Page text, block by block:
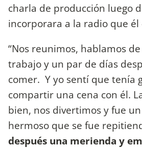
charla de producción luego
incorporara a la radio que él
“Nos reunimos, hablamos
trabajo y un par de días
comer. Y yo sentí que tenía
compartir una cena con él.
bien, nos divertimos y fue
hermoso que se fue
después una merienda y